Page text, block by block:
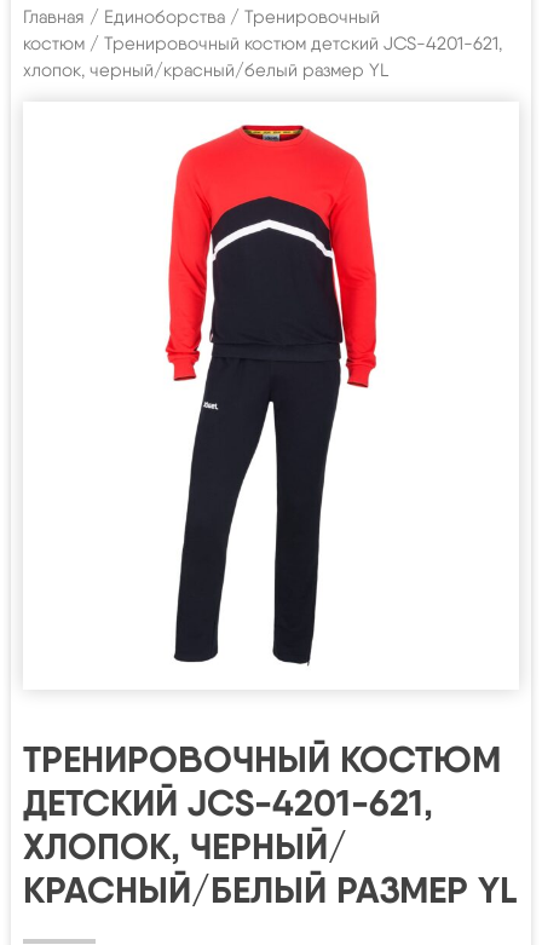
Главная / Единоборства / Тренировочный
костюм / Тренировочный костюм детский JCS-4201-621,
хлопок, черный/красный/белый размер YL
ТРЕНИРОВОЧНЫЙ КОСТЮМ
ДЕТСКИЙ JCS-4201-621,
ХЛОПОК, ЧЕРНЫЙ/
КРАСНЫЙ/БЕЛЫЙ РАЗМЕР YL